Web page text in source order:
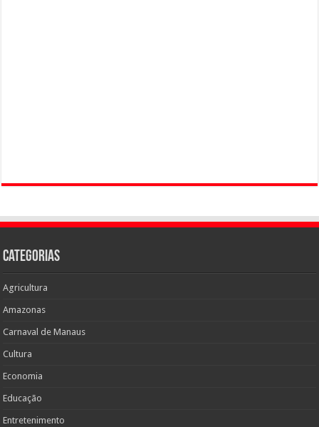
Categorias
Agricultura
Amazonas
Carnaval de Manaus
Cultura
Economia
Educação
Entretenimento